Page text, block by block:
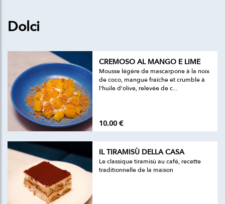
Dolci
CREMOSO AL MANGO E LIME
Mousse légère de mascarpone à la noix
de coco, mangue fraîche et crumble à
l'huile d'olive, relevée de c...
10.00 €
IL TIRAMISÙ DELLA CASA
Le classique tiramisù au café, recette
traditionnelle de la maison